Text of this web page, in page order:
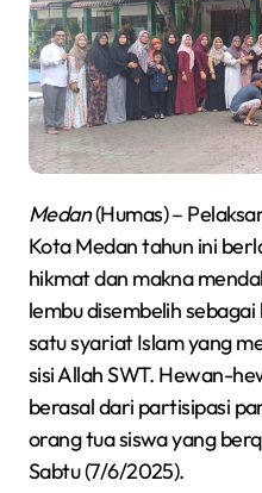
Medan(Humas) –
Kota Medan tahun ini
hikmat dan makna
lembu disembelih
satu syariat Islam yang
sisi Allah SWT. Hewan-
berasal dari partisipasi
orang tua siswa yang
Sabtu (7/6/2025).